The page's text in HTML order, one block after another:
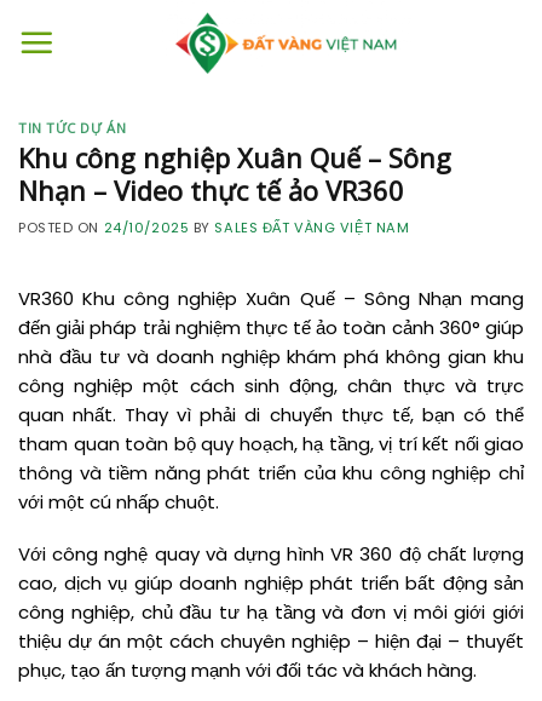
TIN TỨC DỰ ÁN
Khu công nghiệp Xuân Quế – Sông
Nhạn – Video thực tế ảo VR360
POSTED ON 24/10/2025 BY SALES ĐẤT VÀNG VIỆT NAM
VR360 Khu công nghiệp Xuân Quế – Sông Nhạn mang
đến giải pháp trải nghiệm thực tế ảo toàn cảnh 360° giúp
nhà đầu tư và doanh nghiệp khám phá không gian khu
công nghiệp một cách sinh động, chân thực và trực
quan nhất. Thay vì phải di chuyển thực tế, bạn có thể
tham quan toàn bộ quy hoạch, hạ tầng, vị trí kết nối giao
thông và tiềm năng phát triển của khu công nghiệp chỉ
với một cú nhấp chuột.
Với công nghệ quay và dựng hình VR 360 độ chất lượng
cao, dịch vụ giúp doanh nghiệp phát triển bất động sản
công nghiệp, chủ đầu tư hạ tầng và đơn vị môi giới giới
thiệu dự án một cách chuyên nghiệp – hiện đại – thuyết
phục, tạo ấn tượng mạnh với đối tác và khách hàng.